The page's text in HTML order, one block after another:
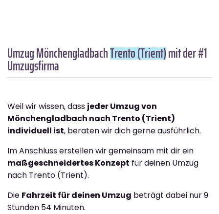
Umzug MönchengladbachTrento (Trient)mit der #1
Umzugsfirma
Weil wir wissen, dass jeder Umzug von
Mönchengladbach nach Trento (Trient)
individuell ist, beraten wir dich gerne ausführlich.
Im Anschluss erstellen wir gemeinsam mit dir ein
maßgeschneidertes Konzept für deinen Umzug
nach Trento (Trient).
Die Fahrzeit für deinen Umzug beträgt dabei nur 9
Stunden 54 Minuten.